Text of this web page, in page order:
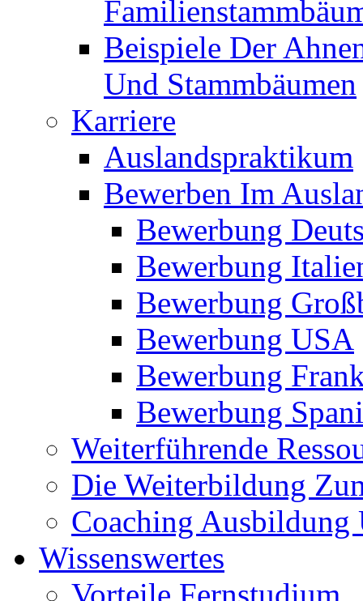
Beispiele Der
Und Stammbäumen
Karriere
Auslandspraktikum
Bewerben Im
Bewerbung
Bewerbung
Bewerbung
Bewerbung USA
Bewerbung
Bewerbung
Weiterführende
Die Weiterbildung
Coaching Ausbildung
Wissenswertes
Vorteile Fernstudium